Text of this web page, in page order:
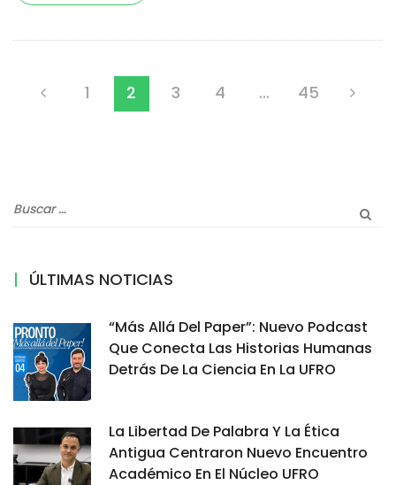
1 2 3 4 … 45
ÚLTIMAS NOTICIAS
“Más Allá Del Paper”: Nuevo Podcast
Que Conecta Las Historias Humanas
Detrás De La Ciencia En La UFRO
La Libertad De Palabra Y La Ética
Antigua Centraron Nuevo Encuentro
Académico En El Núcleo UFRO